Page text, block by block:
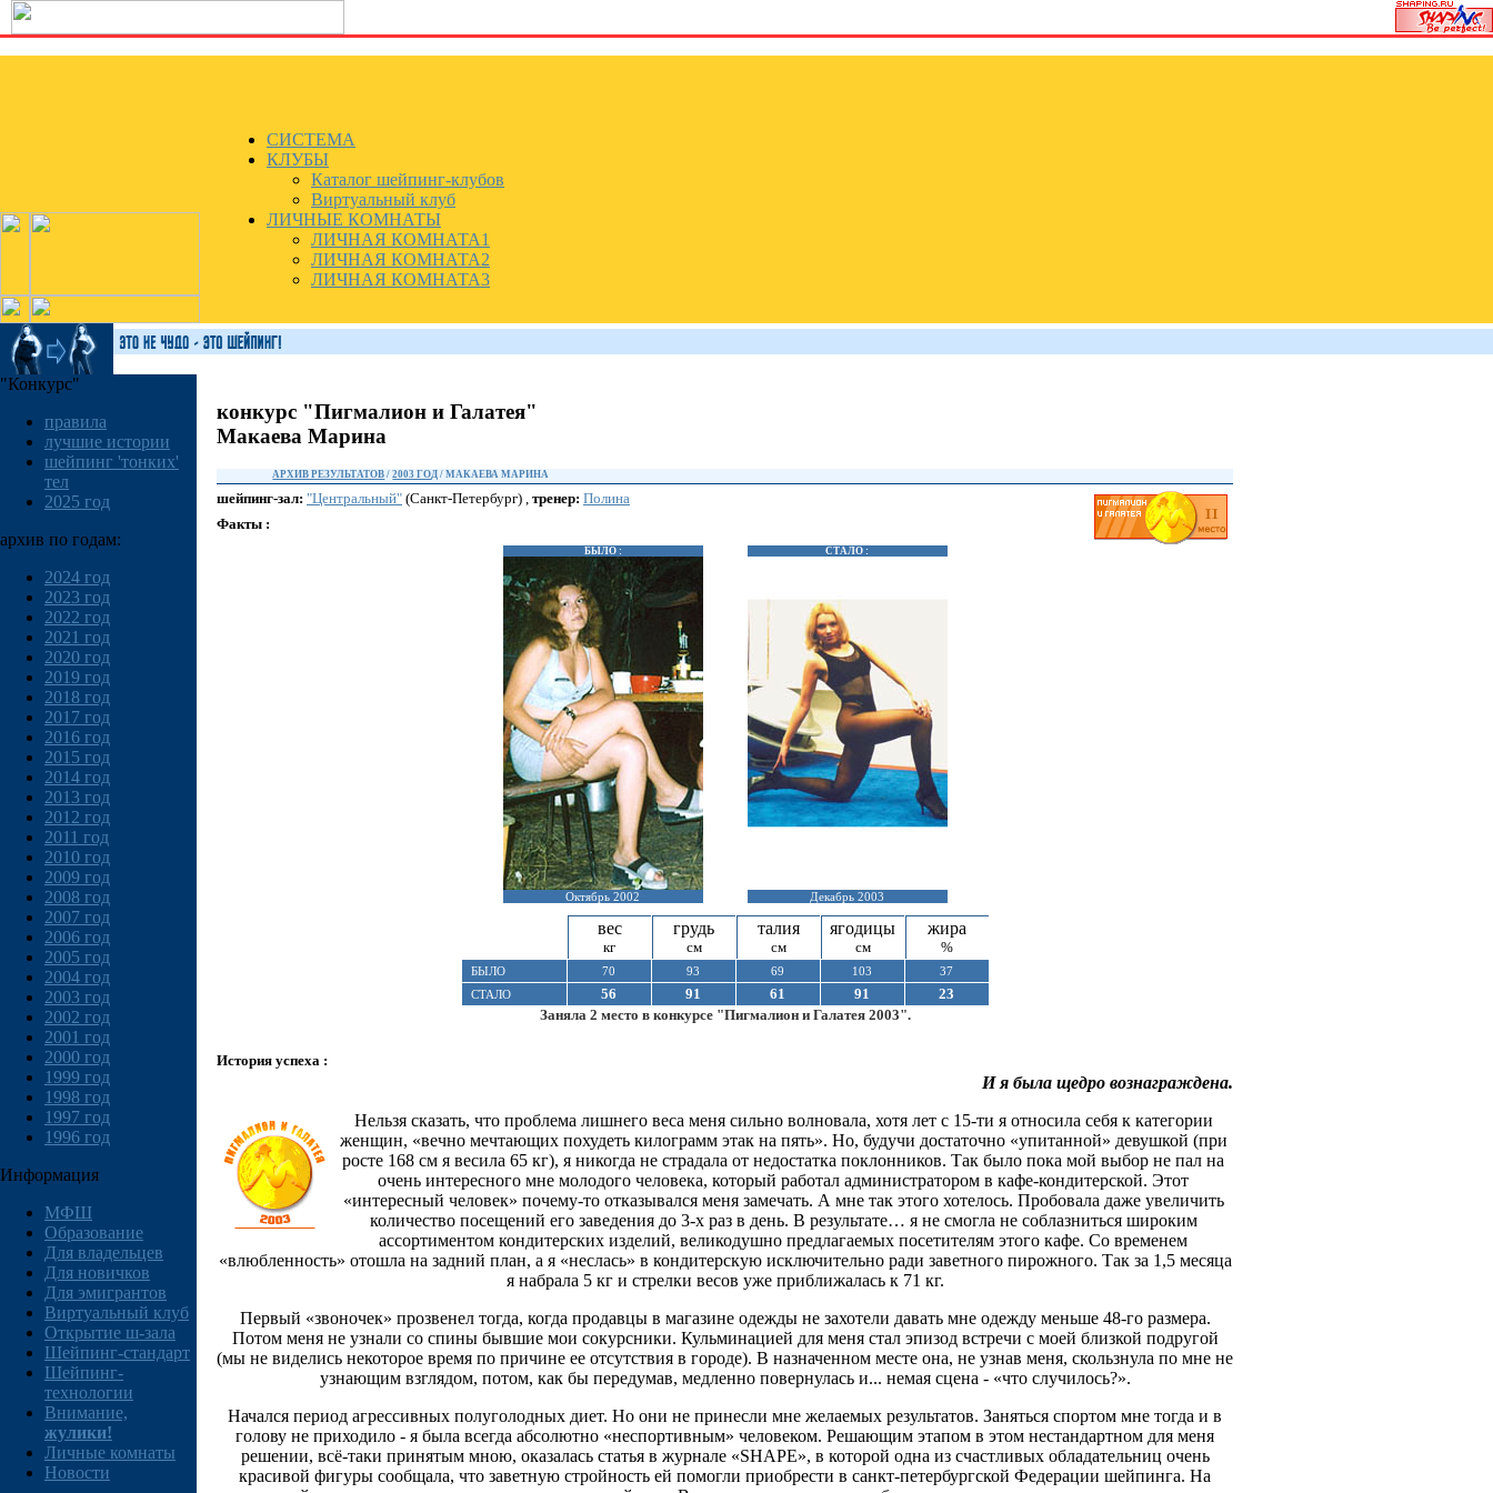
СИСТЕМА
КЛУБЫ
Каталог шейпинг-клубов
Виртуальный клуб
ЛИЧНЫЕ КОМНАТЫ
ЛИЧНАЯ КОМНАТА1
ЛИЧНАЯ КОМНАТА2
ЛИЧНАЯ КОМНАТА3
"Конкурс"
правила
лучшие истории
шейпинг 'тонких'
тел
2025 год
архив по годам:
2024 год
2023 год
2022 год
2021 год
2020 год
2019 год
2018 год
2017 год
2016 год
2015 год
2014 год
2013 год
2012 год
2011 год
2010 год
2009 год
2008 год
2007 год
2006 год
2005 год
2004 год
2003 год
2002 год
2001 год
2000 год
1999 год
1998 год
1997 год
1996 год
Информация
МФШ
Образование
Для владельцев
Для новичков
Для эмигрантов
Виртуальный клуб
Открытие ш-зала
Шейпинг-стандарт
Шейпинг-
технологии
Внимание,
жулики!
Личные комнаты
Новости
конкурс "Пигмалион и Галатея"
Макаева Марина
АРХИВ РЕЗУЛЬТАТОВ /2003 ГОД / МАКАЕВА МАРИНА
шейпинг-зал: "Центральный" (Санкт-Петербург) , тренер: Полина
Факты :
БЫЛО :
Октябрь 2002
СТАЛО :
Декабрь 2003
вес
кг
грудь
см
талия
см
ягодицы
см
жира
%
БЫЛО 70 93 69 103
37
СТАЛО
56 91 61 91
23
Заняла 2 место в конкурсе "Пигмалион и Галатея 2003".
История успеха :
И я была щедро вознаграждена.
Нельзя сказать, что проблема лишнего веса меня cильно волновала, хотя лет с 15-ти я относила себя к категории
женщин, «вечно мечтающих похудеть килограмм этак на пять». Но, будучи достаточно «упитанной» девушкой (при
росте 168 см я весила 65 кг), я никогда не страдала от недостатка поклонников. Так было пока мой выбор не пал на
очень интересного мне молодого человека, который работал администратором в кафе-кондитерской. Этот
«интересный человек» почему-то отказывался меня замечать. А мне так этого хотелось. Пробовала даже увеличить
количество посещений его заведения до 3-х раз в день. В результате… я не смогла не соблазниться широким
ассортиментом кондитерских изделий, великодушно предлагаемых посетителям этого кафе. Со временем
«влюбленность» отошла на задний план, а я «неслась» в кондитерскую исключительно ради заветного пирожного. Так за 1,5 месяца
я набрала 5 кг и стрелки весов уже приближалась к 71 кг.
Первый «звоночек» прозвенел тогда, когда продавцы в магазине одежды не захотели давать мне одежду меньше 48-го размера.
Потом меня не узнали со спины бывшие мои сокурсники. Кульминацией для меня стал эпизод встречи с моей близкой подругой
(мы не виделись некоторое время по причине ее отсутствия в городе). В назначенном месте она, не узнав меня, скользнула по мне не
узнающим взглядом, потом, как бы передумав, медленно повернулась и... немая сцена - «что случилось?».
Начался период агрессивных полуголодных диет. Но они не принесли мне желаемых результатов. Заняться спортом мне тогда и в
голову не приходило - я была всегда абсолютно «неспортивным» человеком. Решающим этапом в этом нестандартном для меня
решении, всё-таки принятым мною, оказалась статья в журнале «SНАРЕ», в которой одна из счастливых обладательниц очень
красивой фигуры сообщала, что заветную стройность ей помогли приобрести в санкт-петербургской Федерации шейпинга. На